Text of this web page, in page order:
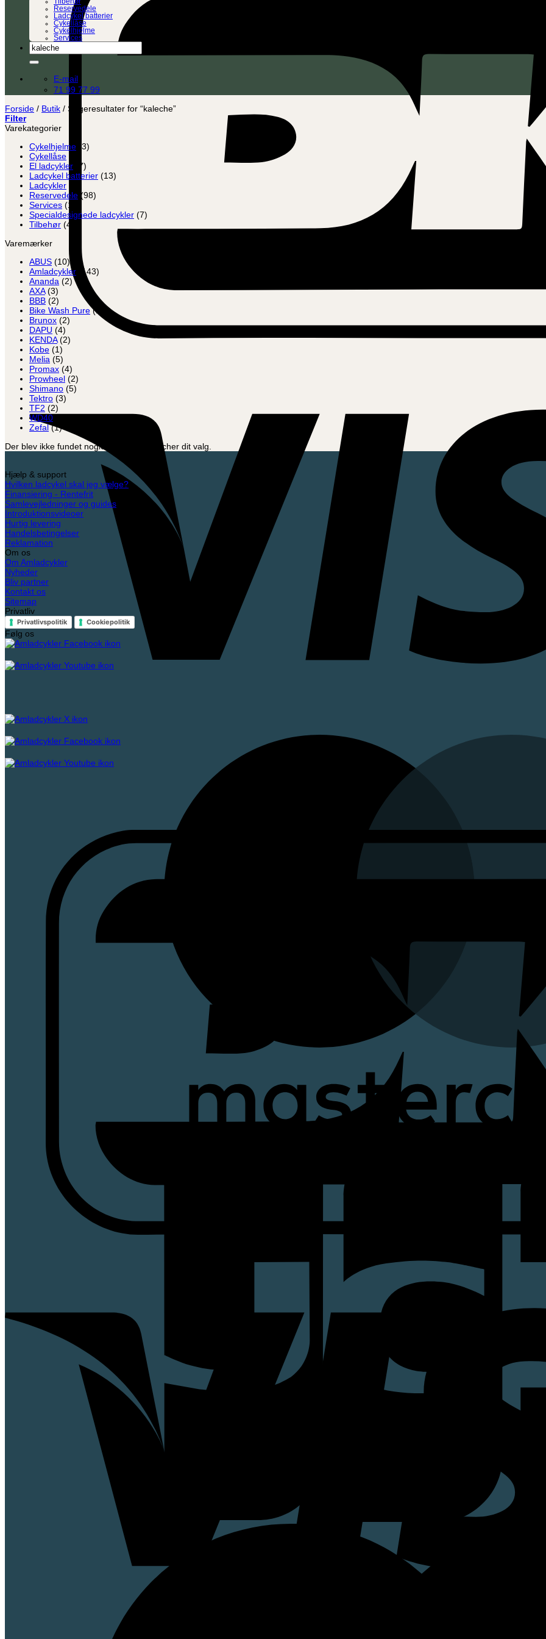
Reservedele
Ladcykel batterier
Cykellåse
Cykelhjelme
Services
Søg
efter:
E-mail
71 99 77 99
Forside / Butik / Søgeresultater for “kaleche”
Filter
Varekategorier
Cykelhjelme (3)
Cykellåse
El ladcykler
(7)
Ladcykel batterier (13)
Ladcykler
Reservedele (98)
Services (12)
Specialdesignede ladcykler (7)
Tilbehør (45)
Varemærker
ABUS (10)
Amladcykler
(143)
Ananda (2)
AXA (3)
BBB (2)
Bike Wash Pure (1)
Brunox (2)
DAPU (4)
KENDA (2)
Kobe (1)
Melia (5)
Promax (4)
Prowheel (2)
Shimano (5)
Tektro (3)
TF2 (2)
WD40
Zefal (1)
Der blev ikke fundet nogle varer, der matcher dit valg.
Hjælp & support
Hvilken ladcykel skal jeg vælge?
Finansiering - Rentefrit
Samlevejledninger og guides
Introduktionsvideoer
Hurtig levering
Handelsbetingelser
Reklamation
Om os
Om Amladcykler
Nyheder
Bliv partner
Kontakt os
Sitemap
Privatliv
Privatlivspolitik Cookiepolitik
Følg os